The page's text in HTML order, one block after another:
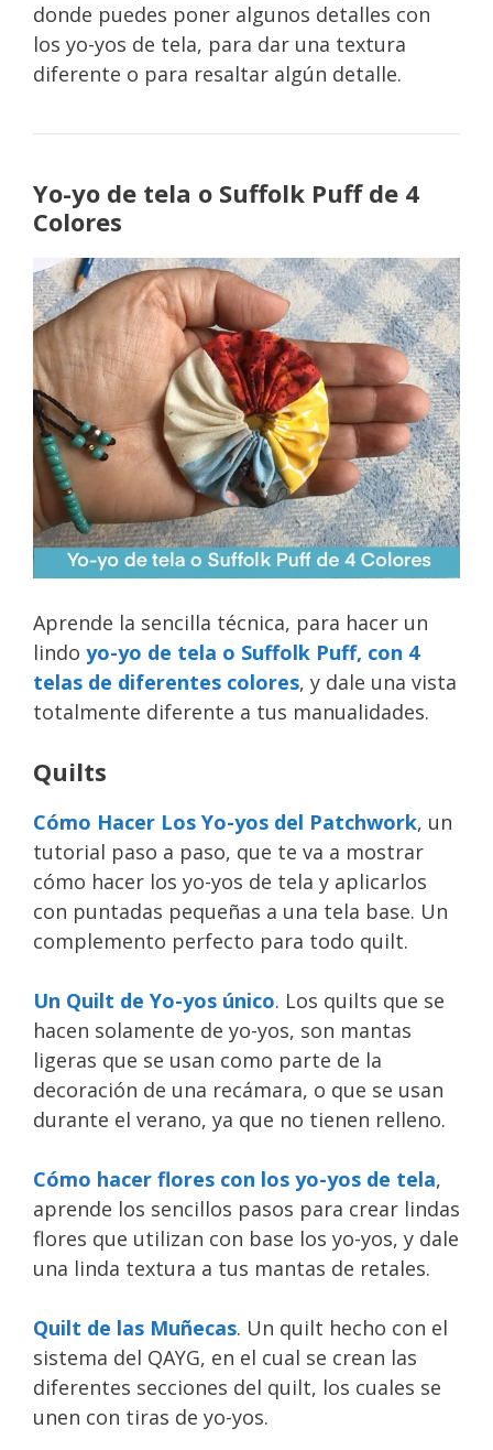
donde puedes poner algunos detalles con
los yo-yos de tela, para dar una textura
diferente o para resaltar algún detalle.
Yo-yo de tela o Suffolk Puff de 4
Colores
Aprende la sencilla técnica, para hacer un
lindo yo-yo de tela o Suffolk Puff, con 4
telas de diferentes colores, y dale una vista
totalmente diferente a tus manualidades.
Quilts
Cómo Hacer Los Yo-yos del Patchwork, un
tutorial paso a paso, que te va a mostrar
cómo hacer los yo-yos de tela y aplicarlos
con puntadas pequeñas a una tela base. Un
complemento perfecto para todo quilt.
Un Quilt de Yo-yos único. Los quilts que se
hacen solamente de yo-yos, son mantas
ligeras que se usan como parte de la
decoración de una recámara, o que se usan
durante el verano, ya que no tienen relleno.
Cómo hacer flores con los yo-yos de tela,
aprende los sencillos pasos para crear lindas
flores que utilizan con base los yo-yos, y dale
una linda textura a tus mantas de retales.
Quilt de las Muñecas. Un quilt hecho con el
sistema del QAYG, en el cual se crean las
diferentes secciones del quilt, los cuales se
unen con tiras de yo-yos.